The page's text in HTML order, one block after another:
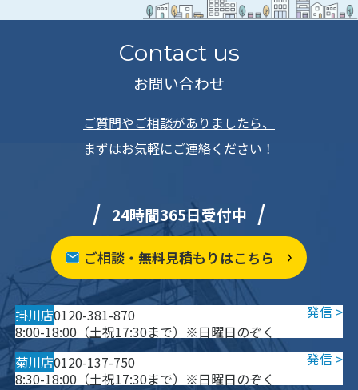
Contact us
お問い合わせ
ご質問やご相談がありましたら、
まずはお気軽にご連絡ください！
24時間365日受付中
ご相談・無料見積もりはこちら
掛川店0120-381-870
8:00-18:00（土祝17:30まで）※日曜日のぞく
菊川店0120-137-750
8:30-18:00（土祝17:30まで）※日曜日のぞく